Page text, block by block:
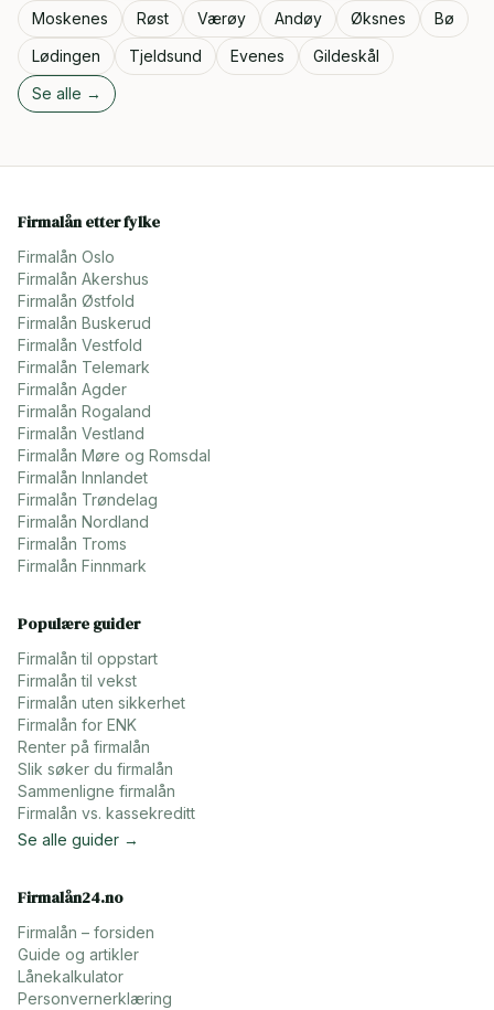
Moskenes
Røst Værøy Andøy Øksnes
Bø
Lødingen
Tjeldsund Evenes
Gildeskål
Se alle →
Firmalån etter fylke
Firmalån Oslo
Firmalån Akershus
Firmalån Østfold
Firmalån Buskerud
Firmalån Vestfold
Firmalån Telemark
Firmalån Agder
Firmalån Rogaland
Firmalån Vestland
Firmalån Møre og Romsdal
Firmalån Innlandet
Firmalån Trøndelag
Firmalån Nordland
Firmalån Troms
Firmalån Finnmark
Populære guider
Firmalån til oppstart
Firmalån til vekst
Firmalån uten sikkerhet
Firmalån for ENK
Renter på firmalån
Slik søker du firmalån
Sammenligne firmalån
Firmalån vs. kassekreditt
Se alle guider →
Firmalån24.no
Firmalån – forsiden
Guide og artikler
Lånekalkulator
Personvernerklæring